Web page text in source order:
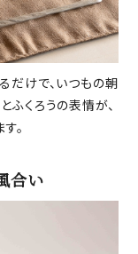
だけで、いつもの朝
くろうの表情が、
。
合い